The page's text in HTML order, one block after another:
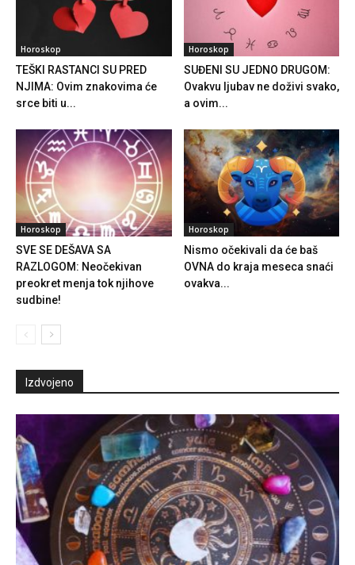
Horoskop
TEŠKI RASTANCI SU PRED
NJIMA: Ovim znakovima će
srce biti u...
Horoskop
SUĐENI SU JEDNO DRUGOM:
Ovakvu ljubav ne doživi svako,
a ovim...
Horoskop
SVE SE DEŠAVA SA
RAZLOGOM: Neočekivan
preokret menja tok njihove
sudbine!
Horoskop
Nismo očekivali da će baš
OVNA do kraja meseca snaći
ovakva...
Izdvojeno